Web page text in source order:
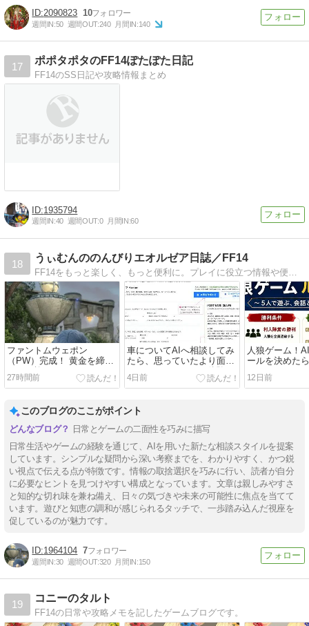
2090823 10
週間IN:50 週間OUT:240 月間IN:140
17
ポポタポタのFF14ぽたぽた日記
FF14のSS日記や攻略情報まとめ
1935794
週間IN:40 週間OUT:0 月間IN:60
18
うぃむんののんびりエオルゼア日誌／FF14
ファントムウェポン
（PW）完成！ 黄金を締め
くくる旅になりました
FF14
27時間前
車についてAIへ相談してみ
たら、思っていたより面白
かった | DataMentor体験
4日前
人狼ゲーム！
ールを決めた
ックまででき
DataMentor体
12日前
このブログのここがポイント
日常とゲームの二面性を巧みに描写
日常生活やゲームの経験を通じて、AIを用いた新たな相談スタイルを提案
しています。シンプルな疑問から深い考察までを、わかりやすく、かつ鋭
い視点で伝える点が特徴です。情報の取捨選択を巧みに行い、読者が自分
に必要なヒントを見つけやすい構成となっています。文章は親しみやすさ
と知的な切れ味を兼ね備え、日々の気づきや未来の可能性に焦点を当てて
います。遊びと知恵の調和が感じられるタッチで、一歩踏み込んだ視座を
促しているのが魅力です。
1964104 7
週間IN:30 週間OUT:320 月間IN:150
19
コニーのタルト
FF14の日常や攻略メモを記したゲームブログです。